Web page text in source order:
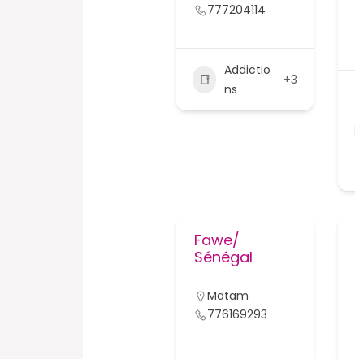
777204114
Addictio
ns
+3
Fawe/
Sénégal
Matam
776169293